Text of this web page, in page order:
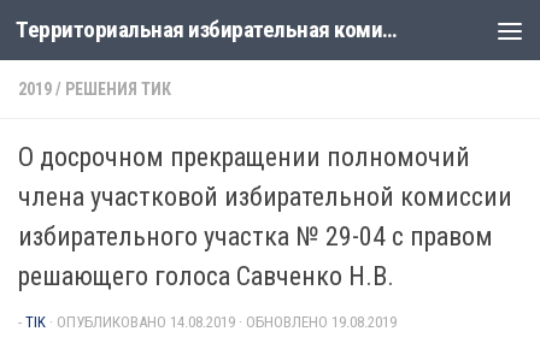
Перейти к содержимому Территориальная избирательная комиссия Лабинская
2019/ РЕШЕНИЯ ТИК
О досрочном прекращении полномочий
члена участковой избирательной комиссии
избирательного участка № 29-04 с правом
решающего голоса Савченко Н.В.
- TIK · ОПУБЛИКОВАНО 14.08.2019 · ОБНОВЛЕНО 19.08.2019